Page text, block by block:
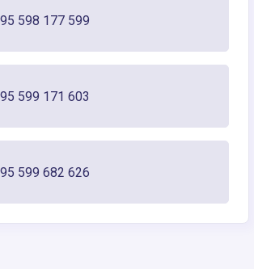
598 177 599
599 171 603
599 682 626